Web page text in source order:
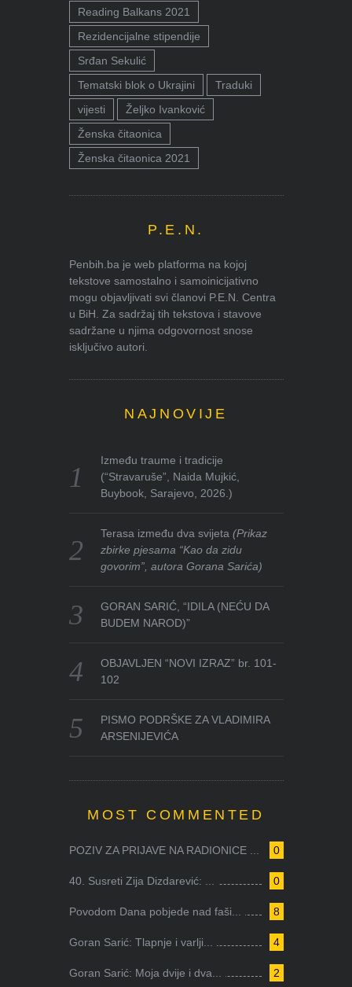
Reading Balkans 2021
Rezidencijalne stipendije
Srđan Sekulić
Tematski blok o Ukrajini
Traduki
vijesti
Željko Ivanković
Ženska čitaonica
Ženska čitaonica 2021
P.E.N.
Penbih.ba je web platforma na kojoj
tekstove samostalno i samoinicijativno
mogu objavljivati svi članovi P.E.N. Centra
u BiH. Za sadržaj tih tekstova i stavove
sadržane u njima odgovornost snose
isključivo autori.
NAJNOVIJE
Između traume i tradicije
(“Stravaruše”, Naida Mujkić,
Buybook, Sarajevo, 2026.)
Terasa između dva svijeta(Prikaz
zbirke pjesama “Kao da zidu
govorim”, autora Gorana Sarića)
GORAN SARIĆ, “IDILA (NEĆU DA
BUDEM NAROD)”
OBJAVLJEN “NOVI IZRAZ” br. 101-
102
PISMO PODRŠKE ZA VLADIMIRA
ARSENIJEVIĆA
MOST COMMENTED
0
POZIV ZA PRIJAVE NA RADIONICE ...
0
40. Susreti Zija Dizdarević: ...
8
Povodom Dana pobjede nad faši...
4
Goran Sarić: Tlapnje i varlji...
2
Goran Sarić: Moja dvije i dva...